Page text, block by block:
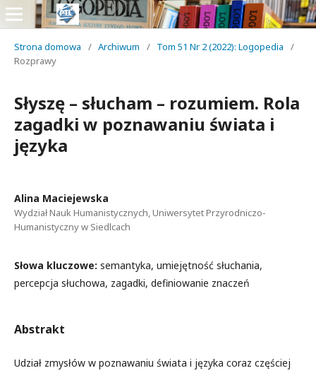
Strona domowa / Archiwum / Tom 51 Nr 2 (2022): Logopedia
/
Rozprawy
Słyszę – słucham – rozumiem. Rola
zagadki w poznawaniu świata i
języka
Alina Maciejewska
Wydział Nauk Humanistycznych, Uniwersytet Przyrodniczo-
Humanistyczny w Siedlcach
Słowa kluczowe: semantyka, umiejętność słuchania,
percepcja słuchowa, zagadki, definiowanie znaczeń
Abstrakt
Udział zmysłów w poznawaniu świata i języka coraz częściej